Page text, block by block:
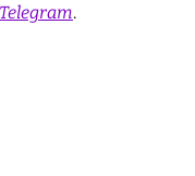
Telegram.